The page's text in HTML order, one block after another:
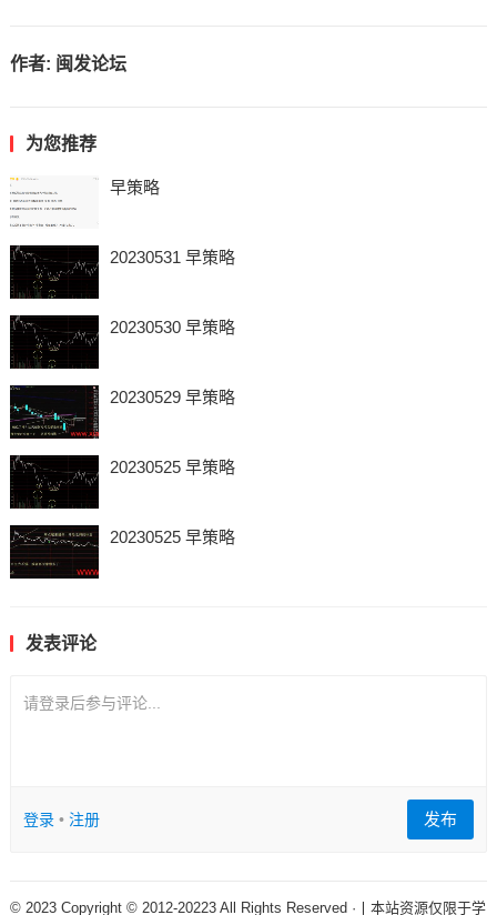
作者: 闽发论坛
为您推荐
早策略
20230531 早策略
20230530 早策略
20230529 早策略
20230525 早策略
20230525 早策略
发表评论
请登录后参与评论...
登录• 注册 发布
© 2023 Copyright © 2012-20223 All Rights Reserved ·丨本站资源仅限于学